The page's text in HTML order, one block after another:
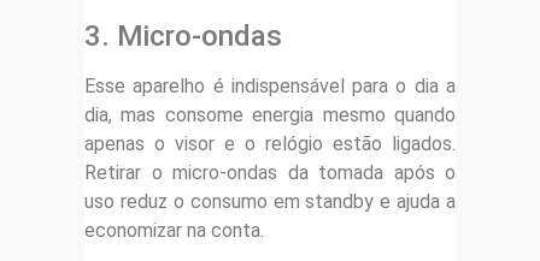
3. Micro-ondas
Esse aparelho é indispensável para o dia a
dia, mas consome energia mesmo quando
apenas o visor e o relógio estão ligados.
Retirar o micro-ondas da tomada após o
uso reduz o consumo em standby e ajuda a
economizar na conta.